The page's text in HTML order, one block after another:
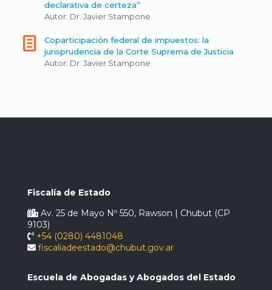
declarativa de certeza”
Autor: Dr. Javier Stampone
Coparticipación federal de impuestos: la
jurisprudencia de la Corte Suprema de Justicia
Autor: Dr. Javier Stampone
Fiscalía de Estado
Av. 25 de Mayo Nº 550, Rawson | Chubut (CP
9103)
+54 (0280) 4481048
fiscaliadeestado@chubut.gov.ar
Escuela de Abogadas y Abogados del Estado